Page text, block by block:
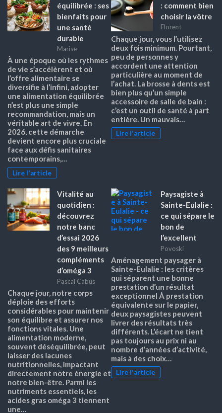
équilibrée : ses
bienfaits pour
une santé
durable
Marise
À une époque où les rythmes
de vie s’accélèrent et où
l’offre alimentaire se
diversifie à l’infini, adopter
une alimentation équilibrée
n’est plus une simple
recommandation, mais un
véritable art de vivre. En
2026, cette démarche
devient encore plus cruciale
face aux défis sanitaires
contemporains,…
Lire l'article
: comment bien
choisir la vôtre
Florent
Chaque jour, vous l’utilisez
deux fois minimum. Pourtant,
peu de personnes y
accordent une attention
particulière au moment de
l’achat. La brosse à dents est
bien plus qu’un simple
accessoire de salle de bain :
c’est un outil de santé à part
entière. Un mauvais…
Lire l'article
Vitalité au
quotidien :
découvrez
notre banc
d’essai 2026
des 9 meilleurs
compléments
d’oméga 3
Pascal Cabus
Chaque jour, notre corps
déploie des efforts
considérables pour maintenir
son équilibre et assurer nos
fonctions vitales. Une
alimentation moderne,
souvent déséquilibrée, peut
laisser des lacunes
nutritionnelles, impactant
directement notre énergie et
notre bien-être. Parmi les
nutriments essentiels, les
acides gras oméga 3 tiennent
une…
Paysagiste à
Sainte-Eulalie :
ce qui sépare le
bon de
l’excellent
Povoski
Aménagement paysager à
Sainte-Eulalie : les critères
qui séparent une bonne
prestation d’un résultat
exceptionnel À prestation
équivalente sur le papier,
deux paysagistes peuvent
livrer des résultats très
différents. L’écart ne tient
pas toujours au prix ni au
nombre d’années d’activité,
mais à des choix…
Lire l'article